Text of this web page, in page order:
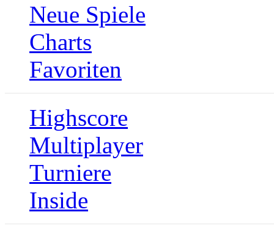
Neue Spiele
Charts
Favoriten
Highscore
Multiplayer
Turniere
Inside